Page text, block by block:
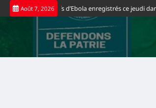
Skip
to
Août 7, 2026
cas positifs d’Ebola enregistrés ce jeudi dans